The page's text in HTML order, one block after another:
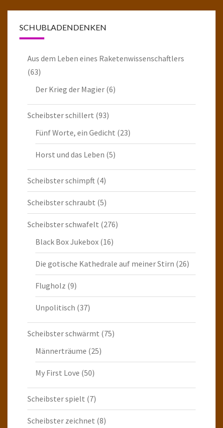
SCHUBLADENDENKEN
Aus dem Leben eines Raketenwissenschaftlers
(63)
Der Krieg der Magier (6)
Scheibster schillert (93)
Fünf Worte, ein Gedicht (23)
Horst und das Leben (5)
Scheibster schimpft (4)
Scheibster schraubt (5)
Scheibster schwafelt (276)
Black Box Jukebox (16)
Die gotische Kathedrale auf meiner Stirn (26)
Flugholz (9)
Unpolitisch (37)
Scheibster schwärmt (75)
Männerträume (25)
My First Love (50)
Scheibster spielt (7)
Scheibster zeichnet (8)